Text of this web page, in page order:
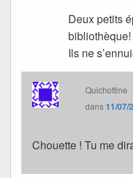
Deux petits
bibliothèque!
Ils ne
Quichottine
dans11/07/
Chouette ! Tu me